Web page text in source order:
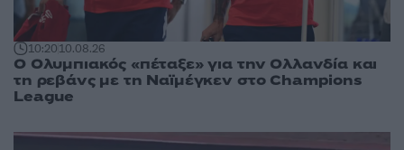
10:2010.08.26
Ο Ολυμπιακός «πέταξε» για την Ολλανδία και
τη ρεβάνς με τη Ναϊμέγκεν στο Champions
League